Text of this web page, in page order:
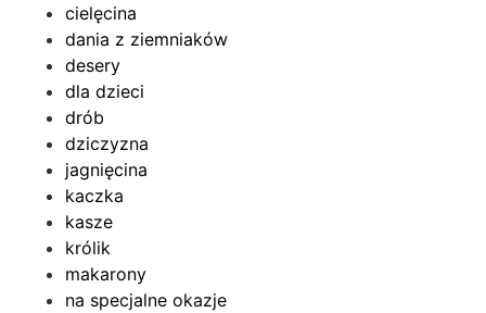
cielęcina
dania z ziemniaków
desery
dla dzieci
drób
dziczyzna
jagnięcina
kaczka
kasze
królik
makarony
na specjalne okazje